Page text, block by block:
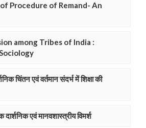
Procedure of Remand- An
among Tribes of India :
चिंतन एवं वर्तमान संदर्भ में शिक्षा की
दार्शनिक एवं मानवशास्त्रीय विमर्श